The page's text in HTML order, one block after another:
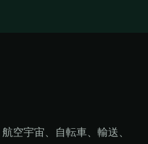
空宇宙、自転車、輸送、